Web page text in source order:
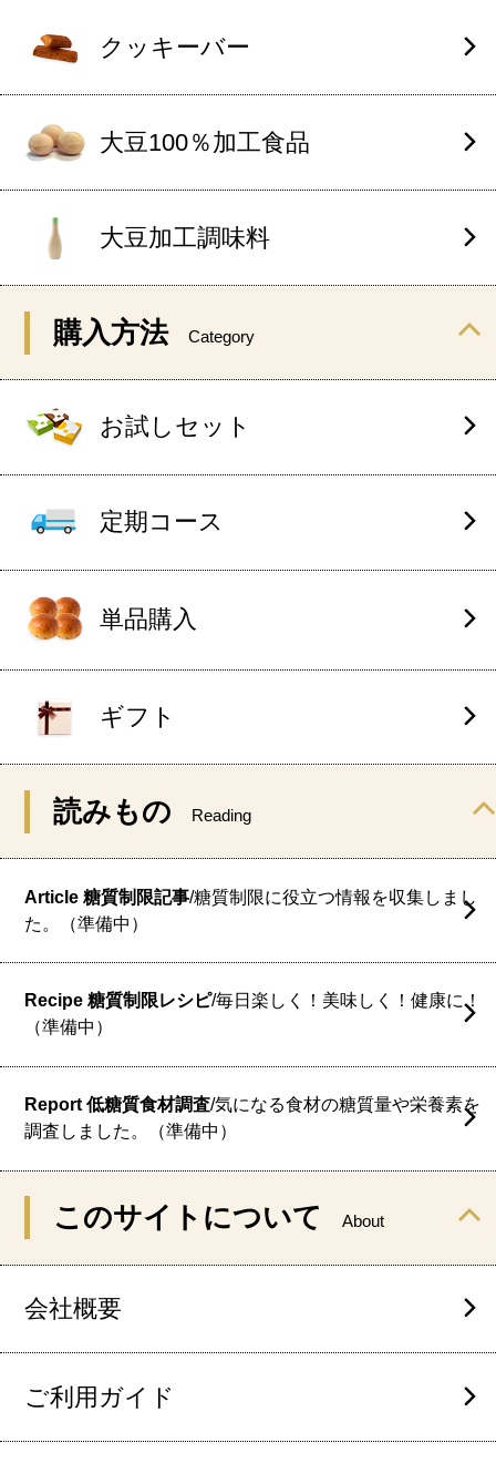
クッキーバー
大豆100％加工食品
大豆加工調味料
購入方法 Category
お試しセット
定期コース
単品購入
ギフト
読みもの Reading
Article 糖質制限記事/糖質制限に役立つ情報を収集しまし
た。（準備中）
Recipe 糖質制限レシピ/毎日楽しく！美味しく！健康に！
（準備中）
Report 低糖質食材調査/気になる食材の糖質量や栄養素を
調査しました。（準備中）
このサイトについて About
会社概要
ご利用ガイド